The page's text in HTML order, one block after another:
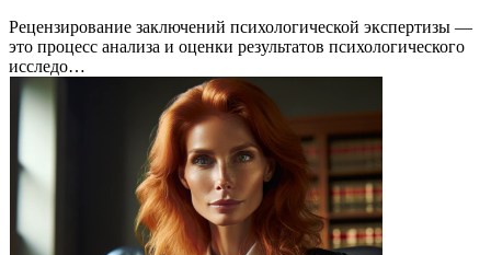
Рецензирование заключений психологической экспертизы —
это процесс анализа и оценки результатов психологического
исследо…